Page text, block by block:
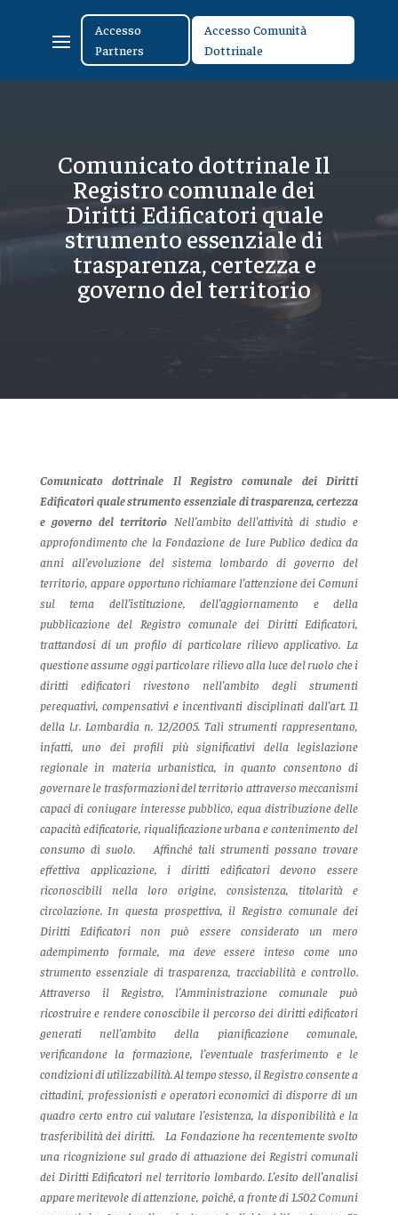
Accesso
Partners
Accesso Comunità
Dottrinale
Comunicato dottrinale Il
Registro comunale dei
Diritti Edificatori quale
strumento essenziale di
trasparenza, certezza e
governo del territorio
Comunicato dottrinale Il Registro comunale dei Diritti
Edificatori quale strumento essenziale di trasparenza, certezza
e governo del territorio Nell’ambito dell’attività di studio e
approfondimento che la Fondazione de Iure Publico dedica da
anni all’evoluzione del sistema lombardo di governo del
territorio, appare opportuno richiamare l’attenzione dei Comuni
sul tema dell’istituzione, dell’aggiornamento e della
pubblicazione del Registro comunale dei Diritti Edificatori,
trattandosi di un profilo di particolare rilievo applicativo. La
questione assume oggi particolare rilievo alla luce del ruolo che i
diritti edificatori rivestono nell’ambito degli strumenti
perequativi, compensativi e incentivanti disciplinati dall’art. 11
della l.r. Lombardia n. 12/2005. Tali strumenti rappresentano,
infatti, uno dei profili più significativi della legislazione
regionale in materia urbanistica, in quanto consentono di
governare le trasformazioni del territorio attraverso meccanismi
capaci di coniugare interesse pubblico, equa distribuzione delle
capacità edificatorie, riqualificazione urbana e contenimento del
consumo di suolo.
Affinché tali strumenti possano trovare
effettiva applicazione, i diritti edificatori devono essere
riconoscibili nella loro origine, consistenza, titolarità e
circolazione. In questa prospettiva, il Registro comunale dei
Diritti Edificatori non può essere considerato un mero
adempimento formale, ma deve essere inteso come uno
strumento essenziale di trasparenza, tracciabilità e controllo.
Attraverso il Registro, l’Amministrazione comunale può
ricostruire e rendere conoscibile il percorso dei diritti edificatori
generati nell’ambito della pianificazione comunale,
verificandone la formazione, l’eventuale trasferimento e le
condizioni di utilizzabilità.Al tempo stesso, il Registro consente a
cittadini, professionisti e operatori economici di disporre di un
quadro certo entro cui valutare l’esistenza, la disponibilità e la
trasferibilità dei diritti.
La Fondazione ha recentemente svolto
una ricognizione sul grado di attuazione dei Registri comunali
dei Diritti Edificatori nel territorio lombardo. L’esito dell’analisi
appare meritevole di attenzione, poiché, a fronte di 1.502 Comuni